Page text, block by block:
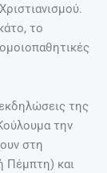
το
της
την
στη
Πέμπτη) και